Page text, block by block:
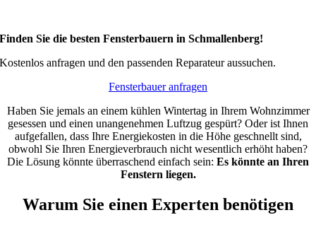
Finden Sie die besten Fensterbauern in Schmallenberg!
Kostenlos anfragen und den passenden Reparateur aussuchen.
Fensterbauer anfragen
Haben Sie jemals an einem kühlen Wintertag in Ihrem Wohnzimmer
gesessen und einen unangenehmen Luftzug gespürt? Oder ist Ihnen
aufgefallen, dass Ihre Energiekosten in die Höhe geschnellt sind,
obwohl Sie Ihren Energieverbrauch nicht wesentlich erhöht haben?
Die Lösung könnte überraschend einfach sein: Es könnte an Ihren
Fenstern liegen.
Warum Sie einen Experten benötigen